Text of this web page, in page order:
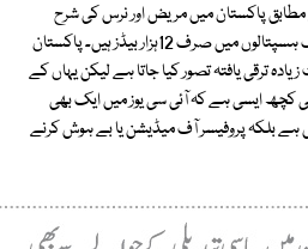
پاکستان میں مریض اور نرس کی شرح
3626:1 ہے۔ ملک بھر کے 19ٹیچنگ ہسپتالوں میں صرف 12ہزار بیڈز ہیں۔ پاکستان
ترقی یافتہ تصور کیا جاتا ہے لیکن یہاں کے
کچھ ایسی ہے کہ آئی سی یوز میں ایک بھی
بلکہ پروفیسر آف میڈیشن یا بے ہوش کرنے